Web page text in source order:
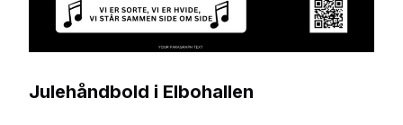
Julehåndbold i Elbohallen